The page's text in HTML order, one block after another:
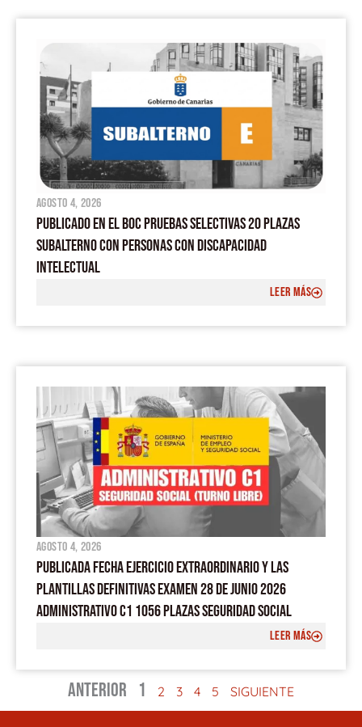
agosto 4, 2026
PUBLICADO EN EL BOC PRUEBAS SELECTIVAS 20 PLAZAS
SUBALTERNO CON PERSONAS CON DISCAPACIDAD
INTELECTUAL
LEER MÁS
agosto 4, 2026
PUBLICADA FECHA EJERCICIO EXTRAORDINARIO Y LAS
PLANTILLAS DEFINITIVAS EXAMEN 28 DE JUNIO 2026
ADMINISTRATIVO C1 1056 PLAZAS SEGURIDAD SOCIAL
LEER MÁS
ANTERIOR 1 2 3 4 5 SIGUIENTE